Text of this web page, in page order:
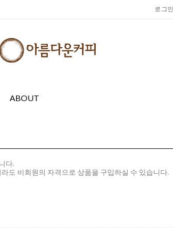
로그인
ABOUT
다.
도 비회원의 자격으로 상품을 구입하실 수 있습니다.